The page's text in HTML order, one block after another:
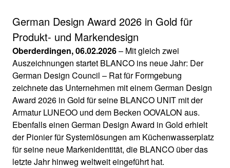
German Design Award 2026 in Gold für
Produkt- und Markendesign
Oberderdingen, 06.02.2026– Mit gleich zwei
Auszeichnungen startet BLANCO ins neue Jahr: Der
German Design Council – Rat für Formgebung
zeichnete das Unternehmen mit einem German Design
Award 2026 in Gold für seine BLANCO UNIT mit der
Armatur LUNEOO und dem Becken OOVALON aus.
Ebenfalls einen German Design Award in Gold erhielt
der Pionier für Systemlösungen am Küchenwasserplatz
für seine neue Markenidentität, die BLANCO über das
letzte Jahr hinweg weltweit eingeführt hat.